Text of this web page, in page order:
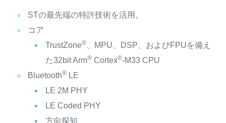
STの最先端の特許技術を活用。
コア
TrustZone®、MPU、DSP、およびFPUを備え
た32bit Arm®Cortex®-M33 CPU
Bluetooth®LE
LE 2M PHY
LE Coded PHY
方向探知